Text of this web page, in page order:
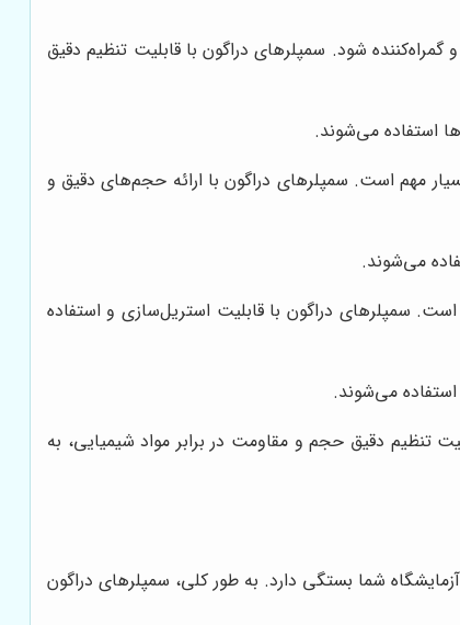
شود. سمپلرهای دراگون با قابلیت تنظیم دقیق
استفاده می‌شوند.
مهم است. سمپلرهای دراگون با ارائه حجم‌های دقیق و
می‌شوند.
سمپلرهای دراگون با قابلیت استریل‌سازی و استفاده
استفاده می‌شوند.
تنظیم دقیق حجم و مقاومت در برابر مواد شیمیایی، به
شما بستگی دارد. به طور کلی، سمپلرهای دراگون